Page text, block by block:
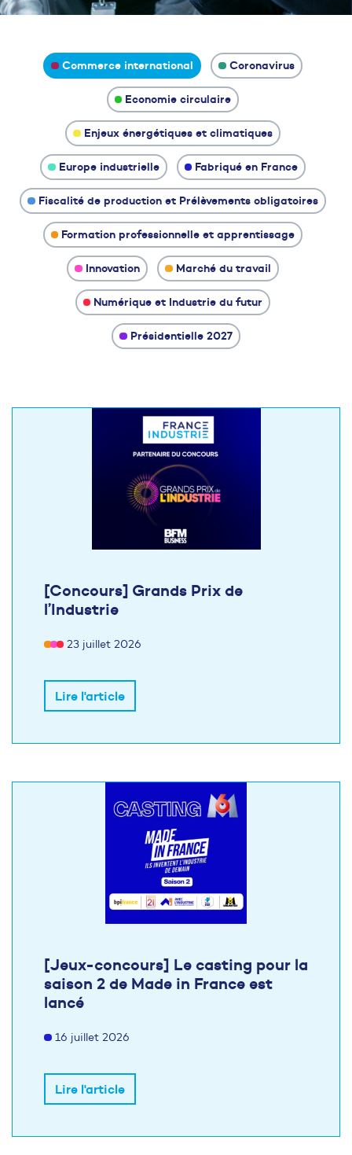
Commerce international Coronavirus
Economie circulaire
Enjeux énergétiques et climatiques
Europe industrielle Fabriqué en France
Fiscalité de production et Prélèvements obligatoires
Formation professionnelle et apprentissage
Innovation Marché du travail
Numérique et Industrie du futur
Présidentielle 2027
[Concours] Grands Prix de
l’Industrie
23 juillet 2026
Lire l'article
[Jeux-concours] Le casting pour la
saison 2 de Made in France est
lancé
16 juillet 2026
Lire l'article